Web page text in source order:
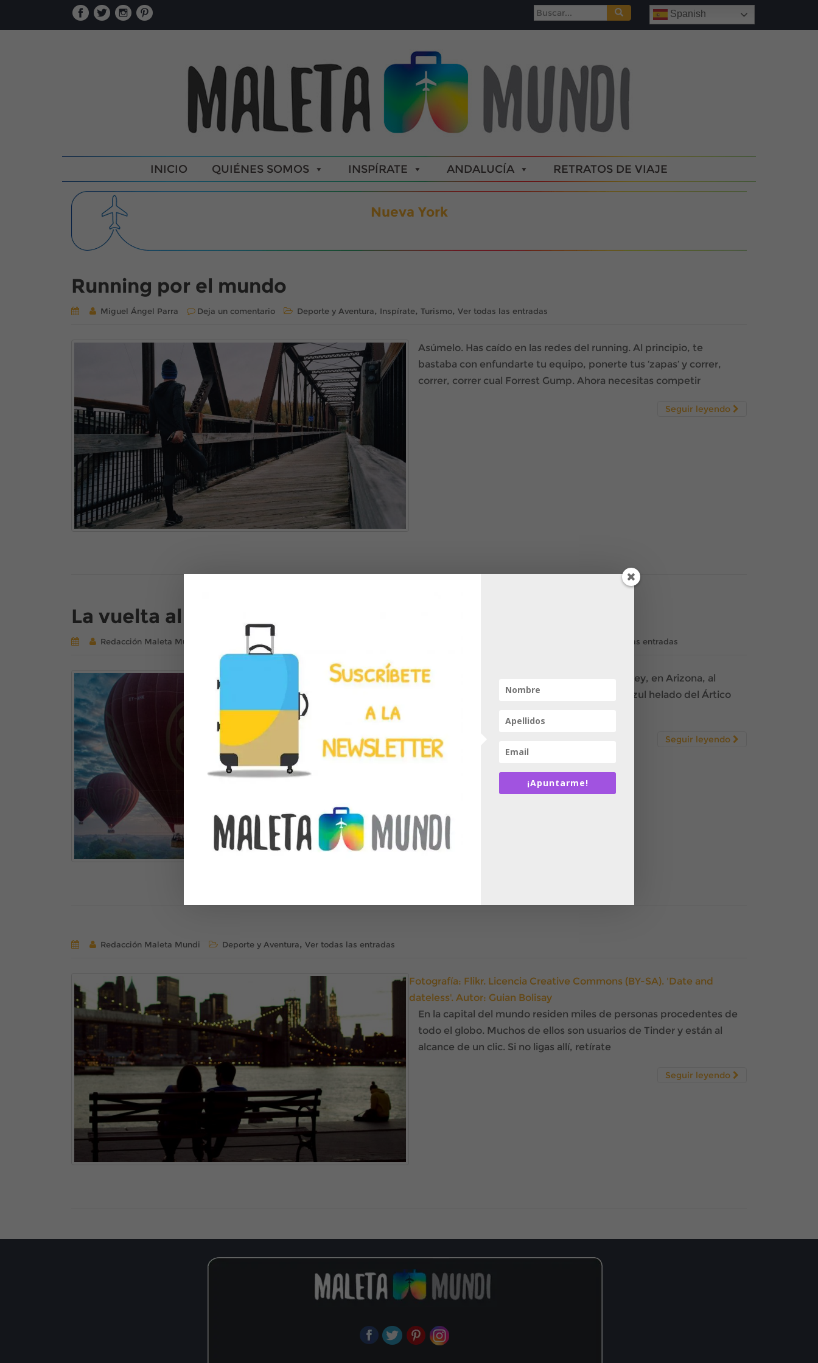
Buscar: Spanish
INICIO QUIÉNES SOMOS INSPÍRATE ANDALUCÍA RETRATOS DE VIAJE
Nueva York
Running por el mundo
Miguel Ángel Parra Deja un comentario Deporte y Aventura, Inspírate, Turismo, Ver todas las entradas
Asúmelo. Has caído en las redes del running. Al principio, te
bastaba con enfundarte tu equipo, ponerte tus ‘zapas’ y correr,
correr, correr cual Forrest Gump. Ahora necesitas competir
Seguir leyendo
La vuelta al mundo en 20 increíbles amaneceres
Redacción Maleta Mundi Ver todas las entradas
Del sobrecogedor sol rojo del Monument Valley, en Arizona, al
amarillo intenso del río Nilo, pasando por el azul helado del Ártico
Seguir leyendo
Redacción Maleta Mundi Deporte y Aventura, Ver todas las entradas
Fotografía: Flikr. Licencia Creative Commons (BY-SA). 'Date and
dateless'. Autor: Guian Bolisay
En la capital del mundo residen miles de personas procedentes de
todo el globo. Muchos de ellos son usuarios de Tinder y están al
alcance de un clic. Si no ligas allí, retírate
Seguir leyendo
¡Apuntarme!